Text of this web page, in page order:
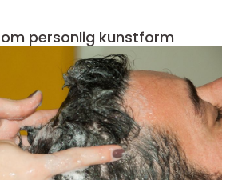
personlig kunstform